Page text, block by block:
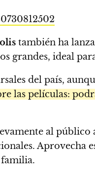
también ha
grandes, ideal
del país,
las películas:
al